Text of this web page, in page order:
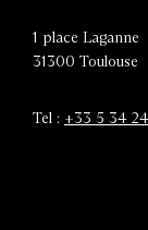
1 place Laganne
31300 Toulouse
Tel : +33 5 34